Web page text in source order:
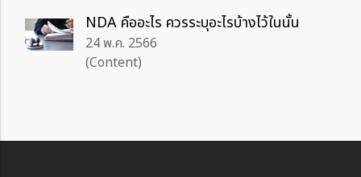
NDA คืออะไร ควรระบุอะไรบ้างไว้ในนั้น
24 พ.ค. 2566
(Content)